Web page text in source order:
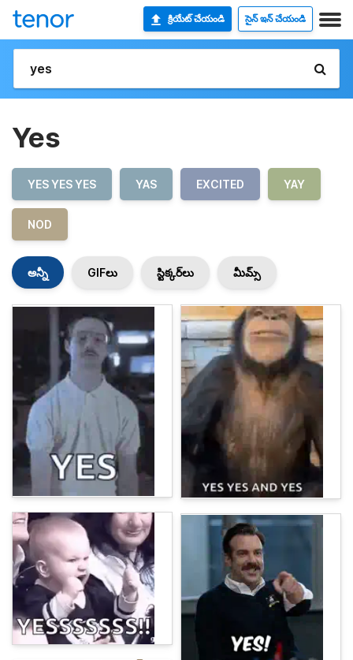
క్రియేట్ చేయండి సైన్ ఇన్ చేయండి
Yes
YES YES YES YAS EXCITED YAY
NOD
అన్నీ GIFలు స్టిక్కర్‌లు మీమ్స్